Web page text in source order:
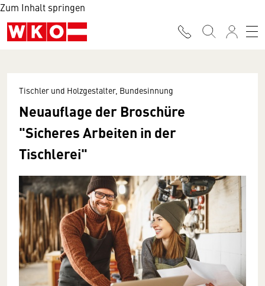
Zum Inhalt springen
Tischler und Holzgestalter, Bundesinnung
Neuauflage der Broschüre
"Sicheres Arbeiten in der
Tischlerei"